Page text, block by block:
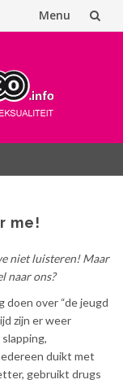
Menu
me!
niet luisteren! Maar
naar ons?
doen over “de jeugd
zijn er weer
duikt met
gebruikt drugs